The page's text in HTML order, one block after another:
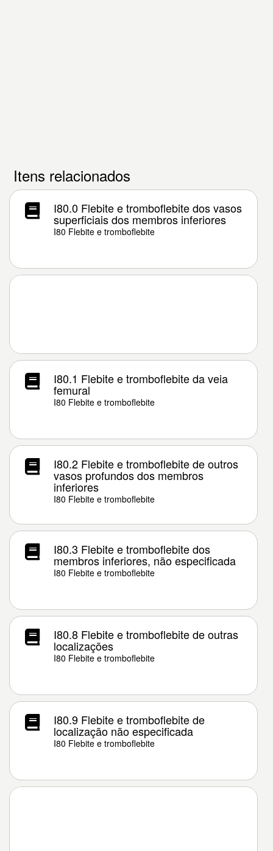
Itens relacionados
I80.0 Flebite e tromboflebite dos vasos
superficiais dos membros inferiores
I80 Flebite e tromboflebite
I80.1 Flebite e tromboflebite da veia
femural
I80 Flebite e tromboflebite
I80.2 Flebite e tromboflebite de outros
vasos profundos dos membros
inferiores
I80 Flebite e tromboflebite
I80.3 Flebite e tromboflebite dos
membros inferiores, não especificada
I80 Flebite e tromboflebite
I80.8 Flebite e tromboflebite de outras
localizações
I80 Flebite e tromboflebite
I80.9 Flebite e tromboflebite de
localização não especificada
I80 Flebite e tromboflebite